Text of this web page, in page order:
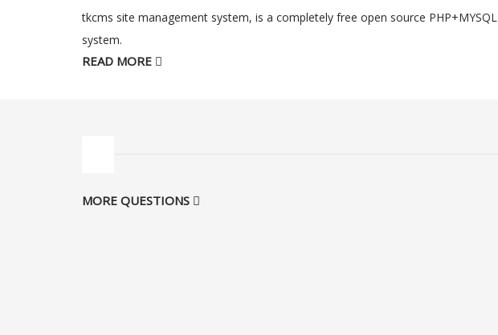
tkcms site management system, is a completely free open source PHP+MYSQL
system.
READ MORE
MORE QUESTIONS